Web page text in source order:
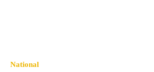
National